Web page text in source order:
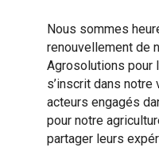
Nous sommes
renouvellement de
Agrosolutions pour
s’inscrit dans
acteurs engagés
pour notre
partager leurs